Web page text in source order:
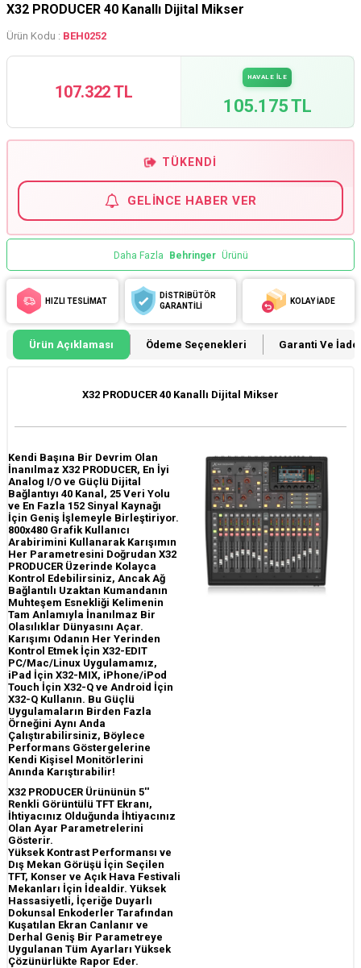
X32 PRODUCER 40 Kanallı Dijital Mikser
Ürün Kodu : BEH0252
107.322 TL
HAVALE İLE
105.175 TL
TÜKENDI
GELINCE HABER VER
Daha Fazla Behringer Ürünü
HIZLI TESLİMAT
DİSTRİBÜTÖR
GARANTİLİ
KOLAY İADE
Ürün Açıklaması Ödeme Seçenekleri Garanti Ve İade
X32 PRODUCER 40 Kanallı Dijital Mikser
Kendi Başına Bir Devrim Olan
İnanılmaz X32 PRODUCER, En İyi
Analog I/O ve Güçlü Dijital
Bağlantıyı 40 Kanal, 25 Veri Yolu
ve En Fazla 152 Sinyal Kaynağı
İçin Geniş İşlemeyle Birleştiriyor.
800x480 Grafik Kullanıcı
Arabirimini Kullanarak Karışımın
Her Parametresini Doğrudan X32
PRODUCER Üzerinde Kolayca
Kontrol Edebilirsiniz, Ancak Ağ
Bağlantılı Uzaktan Kumandanın
Muhteşem Esnekliği Kelimenin
Tam Anlamıyla İnanılmaz Bir
Olasılıklar Dünyasını Açar.
Karışımı Odanın Her Yerinden
Kontrol Etmek İçin X32-EDIT
PC/Mac/Linux Uygulamamız,
iPad İçin X32-MIX, iPhone/iPod
Touch İçin X32-Q ve Android İçin
X32-Q Kullanın. Bu Güçlü
Uygulamaların Birden Fazla
Örneğini Aynı Anda
Çalıştırabilirsiniz, Böylece
Performans Göstergelerine
Kendi Kişisel Monitörlerini
Anında Karıştırabilir!
X32 PRODUCER Ürününün 5''
Renkli Görüntülü TFT Ekranı,
İhtiyacınız Olduğunda İhtiyacınız
Olan Ayar Parametrelerini
Gösterir.
Yüksek Kontrast Performansı ve
Dış Mekan Görüşü İçin Seçilen
TFT, Konser ve Açık Hava Festivali
Mekanları İçin İdealdir. Yüksek
Hassasiyetli, İçeriğe Duyarlı
Dokunsal Enkoderler Tarafından
Kuşatılan Ekran Canlanır ve
Derhal Geniş Bir Parametreye
Uygulanan Tüm Ayarları Yüksek
Çözünürlükte Rapor Eder.